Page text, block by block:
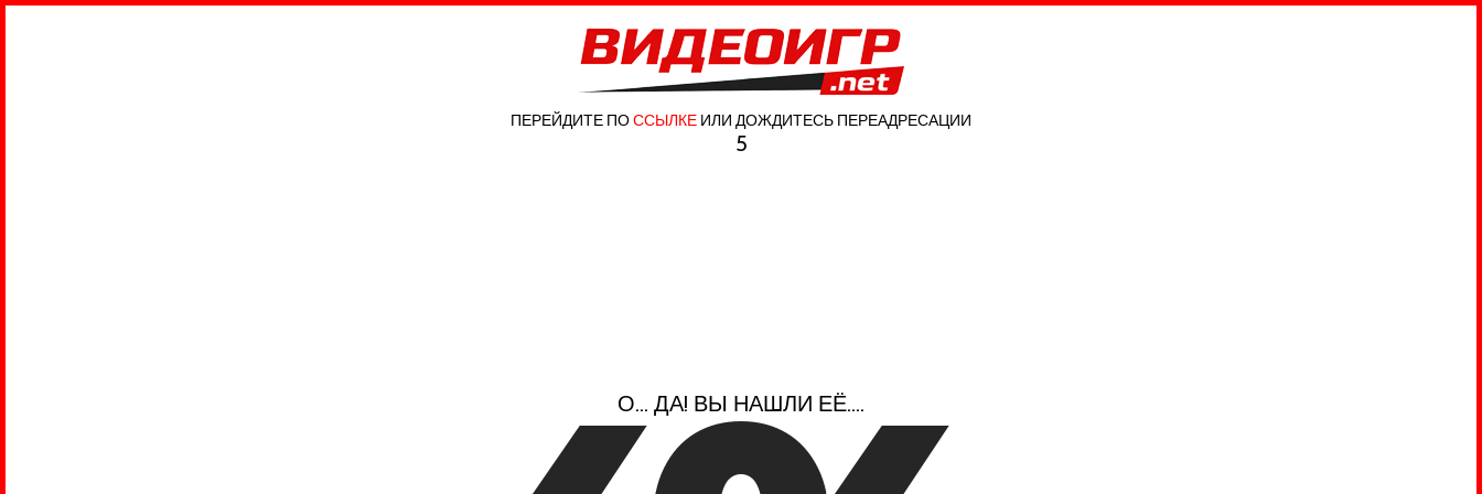
О... ДА! ВЫ НАШЛИ ЕЁ....
ПЕРЕЙДИТЕ ПОССЫЛКЕ ИЛИ ДОЖДИТЕСЬ ПЕРЕАДРЕСАЦИИ
5